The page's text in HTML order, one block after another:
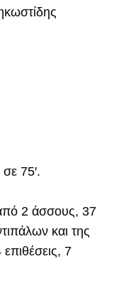
75′.
2 άσσους, 37
και της
7